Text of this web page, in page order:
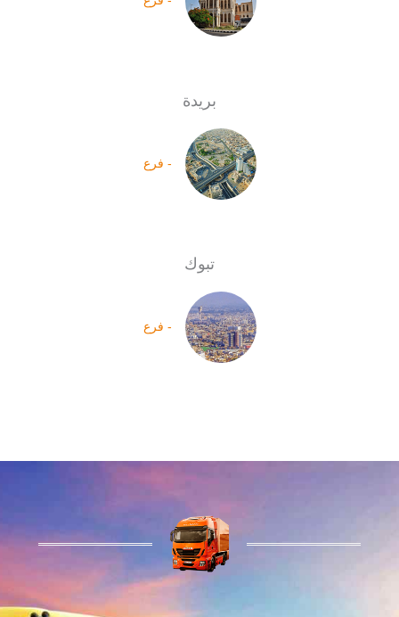
بريدة
- فرع
تبوك
- فرع